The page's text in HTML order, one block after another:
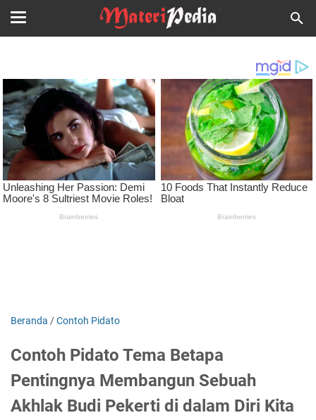
Beranda /Contoh Pidato
Contoh Pidato Tema Betapa
Pentingnya Membangun Sebuah
Akhlak Budi Pekerti di dalam Diri Kita